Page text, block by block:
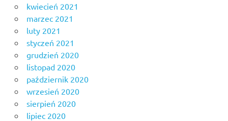
kwiecień 2021
marzec 2021
luty 2021
styczeń 2021
grudzień 2020
listopad 2020
październik 2020
wrzesień 2020
sierpień 2020
lipiec 2020